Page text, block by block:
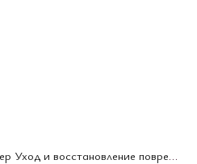
Набор шампунь и кондиционер Уход и восстановление поврежденных волос, TSUBAKI Premium ЕХ 2х400мл, (495556)